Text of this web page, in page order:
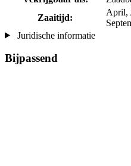
Zaaitijd:
April,
Juridische informatie
Bijpassend